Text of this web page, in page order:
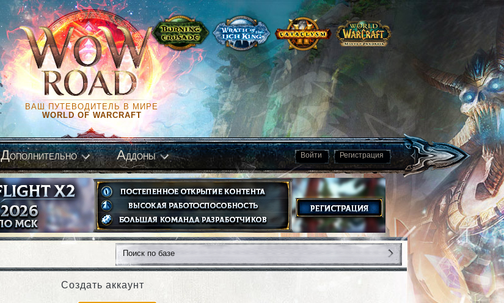
ВАШ ПУТЕВОДИТЕЛЬ В МИРЕ
WORLD OF WARCRAFT
Войти Регистрация
Дополнительно Аддоны
Создать аккаунт